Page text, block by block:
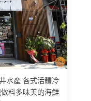
水產 各式活體冷
料多味美的海鮮